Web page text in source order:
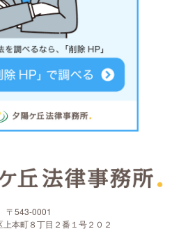
〒543-0001
上本町８丁目２番１号２０２